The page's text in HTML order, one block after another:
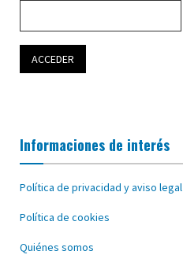
Informaciones de interés
Política de privacidad y aviso legal
Política de cookies
Quiénes somos